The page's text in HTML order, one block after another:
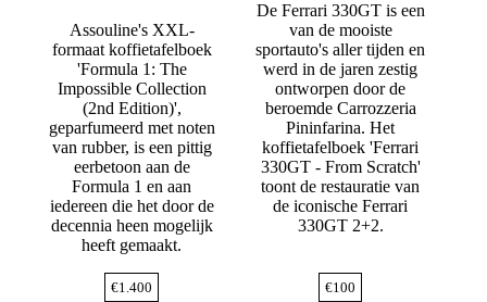
Assouline's XXL-
formaat koffietafelboek
'Formula 1: The
Impossible Collection
(2nd Edition)',
geparfumeerd met noten
van rubber, is een pittig
eerbetoon aan de
Formula 1 en aan
iedereen die het door de
decennia heen mogelijk
heeft gemaakt.
€1.400
De Ferrari 330GT is een
van de mooiste
sportauto's aller tijden en
werd in de jaren zestig
ontworpen door de
beroemde Carrozzeria
Pininfarina. Het
koffietafelboek 'Ferrari
330GT - From Scratch'
toont de restauratie van
de iconische Ferrari
330GT 2+2.
€100